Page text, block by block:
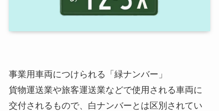
事業用車両につけられる「緑ナンバー」
貨物運送業や旅客運送業などで使用される車両に
交付されるもので、白ナンバーとは区別されてい